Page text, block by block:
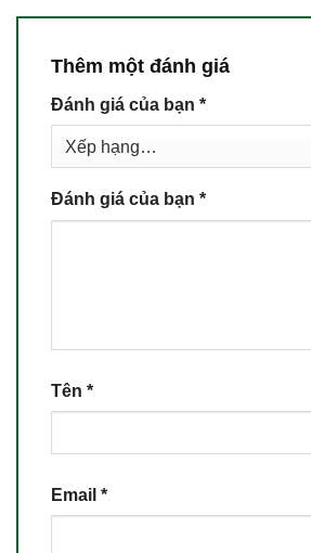
Thêm một đánh giá
Đánh giá của bạn *
Đánh giá của bạn *
Tên *
Email *